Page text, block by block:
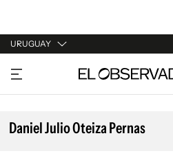
URUGUAY
URUGUAY
ARGENTINA
ESPAÑA
Daniel Julio Oteiza Pernas